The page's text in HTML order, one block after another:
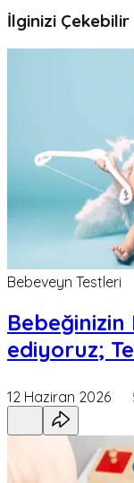
İlginizi Çekebilir
Bebeveyn Testleri
ediyoruz;
12 Haziran 2026